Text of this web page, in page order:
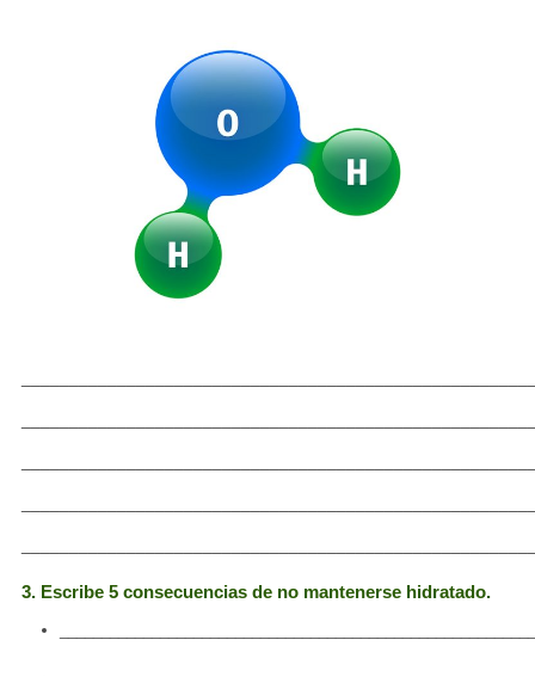
3. Escribe 5 consecuencias de no mantenerse hidratado.